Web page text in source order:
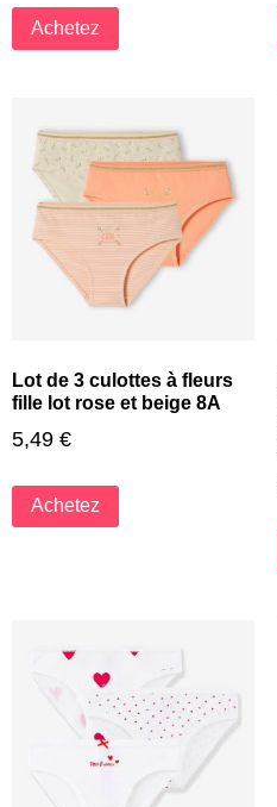
Achetez
Lot de 3 culottes à fleurs
fille lot rose et beige 8A
5,49 €
Achetez